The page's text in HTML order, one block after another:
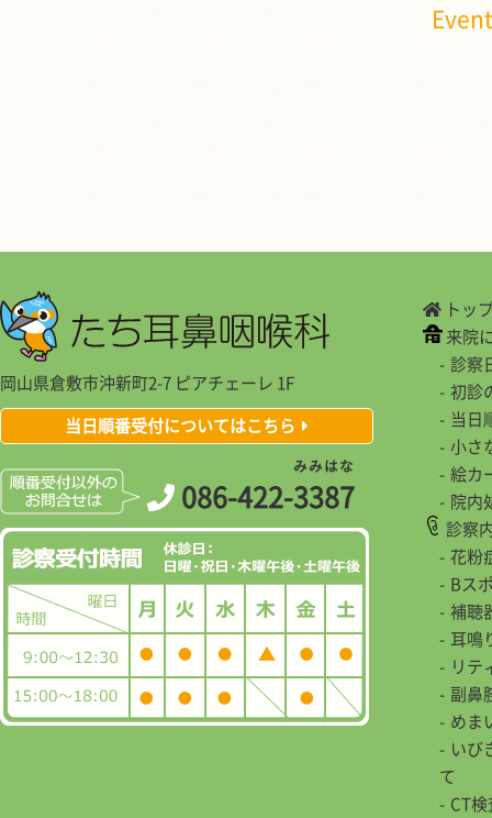
岡山県倉敷市沖新町2-7 ピアチェーレ 1F
当日順番受付についてはこちら
086-422-3
み
3
み
8
は
7
な
トッ
来院
診察
初診
当日
小さ
絵カ
院内
診察
花粉
Bス
補聴
耳鳴
リテ
副鼻
めま
いび
て
CT